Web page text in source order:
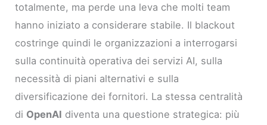
totalmente, ma perde una leva che molti team
hanno iniziato a considerare stabile. Il blackout
costringe quindi le organizzazioni a interrogarsi
sulla continuità operativa dei servizi AI, sulla
necessità di piani alternativi e sulla
diversificazione dei fornitori. La stessa centralità
di OpenAI diventa una questione strategica: più